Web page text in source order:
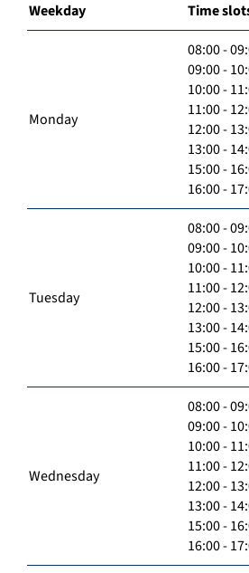
Weekday Time
Monday
08:00 -
09:00 -
10:00 -
11:00 -
12:00 -
13:00 -
15:00 -
16:00 -
Tuesday
08:00 -
09:00 -
10:00 -
11:00 -
12:00 -
13:00 -
15:00 -
16:00 -
Wednesday
08:00 -
09:00 -
10:00 -
11:00 -
12:00 -
13:00 -
15:00 -
16:00 -